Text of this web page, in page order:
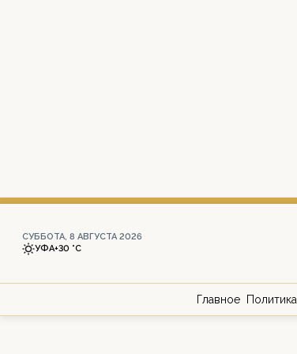
СУББОТА, 8 АВГУСТА 2026
УФА+30 °С
Главное Политика